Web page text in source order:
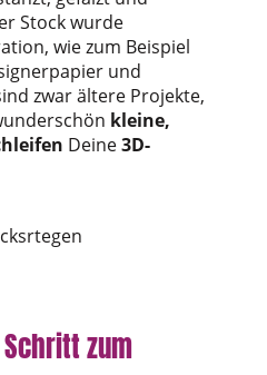
Stock wurde
wie zum Beispiel
und
zwar ältere Projekte,
kleine,
Deine3D-
zum